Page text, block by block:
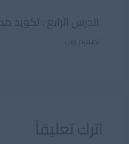
الدرس الرابع : تكويد
تصميم ويب
اترك تعليقاً